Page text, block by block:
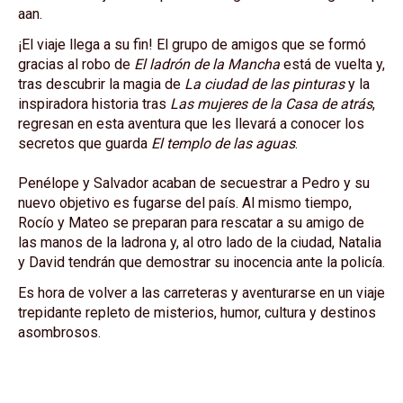
aan.
¡El viaje llega a su fin! El grupo de amigos que se formó
gracias al robo de El ladrón de la Mancha está de vuelta y,
tras descubrir la magia de La ciudad de las pinturasy la
inspiradora historia tras Las mujeres de la Casa de atrás,
regresan en esta aventura que les llevará a conocer los
secretos que guarda El templo de las aguas.
Penélope y Salvador acaban de secuestrar a Pedro y su
nuevo objetivo es fugarse del país. Al mismo tiempo,
Rocío y Mateo se preparan para rescatar a su amigo de
las manos de la ladrona y, al otro lado de la ciudad, Natalia
y David tendrán que demostrar su inocencia ante la policía.
Es hora de volver a las carreteras y aventurarse en un viaje
trepidante repleto de misterios, humor, cultura y destinos
asombrosos.